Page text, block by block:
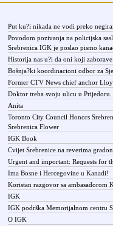
Put ku?i nikada ne vodi preko
Povodom pozivanja na policijska
Srebrenica IGK je poslao pismo
Historija nas u?i da oni koji
Bošnja?ki koordinacioni odbor za
Former CTV News chief anchor
Doktor treba svoju ulicu u Prijedoru.
Anita
Toronto City Council Honors
Srebrenica Flower
IGK Book
Cvijet Srebrenice na reverima
Urgent and important: Requests for
Ima Bosne i Hercegovine u Kanadi!
Koristan razgovor sa ambasadorom
IGK
IGK podrška Memorijalnom centru
O IGK